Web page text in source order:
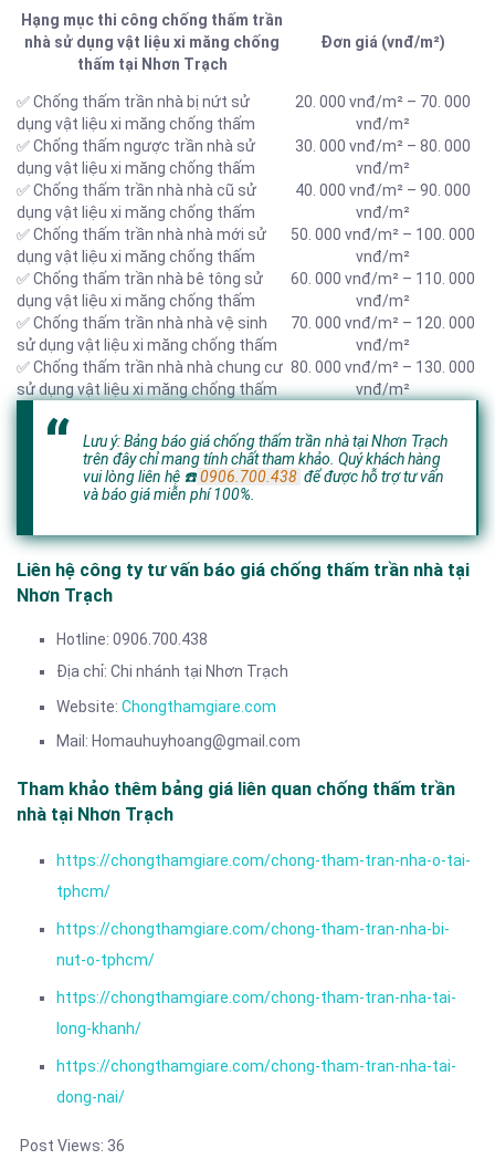
Hạng mục thi công chống thấm trần
nhà sử dụng vật liệu xi măng chống
thấm tại Nhơn Trạch
Đơn giá (vnđ/m²)
✅ Chống thấm trần nhà bị nứt sử
dụng vật liệu xi măng chống thấm
20. 000 vnđ/m² – 70. 000
vnđ/m²
✅ Chống thấm ngược trần nhà sử
dụng vật liệu xi măng chống thấm
30. 000 vnđ/m² – 80. 000
vnđ/m²
✅ Chống thấm trần nhà nhà cũ sử
dụng vật liệu xi măng chống thấm
40. 000 vnđ/m² – 90. 000
vnđ/m²
✅ Chống thấm trần nhà nhà mới sử
dụng vật liệu xi măng chống thấm
50. 000 vnđ/m² – 100. 000
vnđ/m²
✅ Chống thấm trần nhà bê tông sử
dụng vật liệu xi măng chống thấm
60. 000 vnđ/m² – 110. 000
vnđ/m²
✅ Chống thấm trần nhà nhà vệ sinh
sử dụng vật liệu xi măng chống thấm
70. 000 vnđ/m² – 120. 000
vnđ/m²
✅ Chống thấm trần nhà nhà chung cư
sử dụng vật liệu xi măng chống thấm
80. 000 vnđ/m² – 130. 000
vnđ/m²
Lưu ý: Bảng báo giá chống thấm trần nhà tại Nhơn Trạch
trên đây chỉ mang tính chất tham khảo. Quý khách hàng
vui lòng liên hệ ☎️0906.700.438 để được hỗ trợ tư vấn
và báo giá miễn phí 100%.
Liên hệ công ty tư vấn báo giá chống thấm trần nhà tại
Nhơn Trạch
Hotline: 0906.700.438
Địa chỉ: Chi nhánh tại Nhơn Trạch
Website: Chongthamgiare.com
Mail: Homauhuyhoang@gmail.com
Tham khảo thêm bảng giá liên quan chống thấm trần
nhà tại Nhơn Trạch
https://chongthamgiare.com/chong-tham-tran-nha-o-tai-
tphcm/
https://chongthamgiare.com/chong-tham-tran-nha-bi-
nut-o-tphcm/
https://chongthamgiare.com/chong-tham-tran-nha-tai-
long-khanh/
https://chongthamgiare.com/chong-tham-tran-nha-tai-
dong-nai/
Post Views: 36